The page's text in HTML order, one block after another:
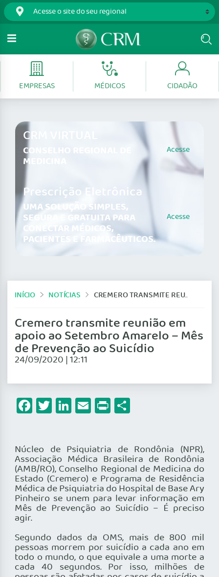
EMPRESAS MÉDICOS CIDADÃO
CRM VIRTUAL
CONSELHO REGIONAL DE
MEDICINA
Acesse
Prescrição Eletrônica
UMA SOLUÇÃO SIMPLES,
SEGURA E GRATUITA PARA
CONECTAR MÉDICOS,
PACIENTES E FARMACÊUTICOS.
Acesse
INÍCIO NOTÍCIAS CREMERO TRANSMITE REUNIÃO EM APOIO AO SETEMBRO AMARELO – MÊS DE PREVENÇÃO AO SUICÍDIO
Cremero transmite reunião em
apoio ao Setembro Amarelo – Mês
de Prevenção ao Suicídio
24/09/2020 | 12:11
Facebook
Twitter
LinkedIn
Email
Print
Núcleo de Psiquiatria de Rondônia (NPR),
Associação Médica Brasileira de Rondônia
(AMB/RO), Conselho Regional de Medicina do
Estado (Cremero) e Programa de Residência
Médica de Psiquiatria do Hospital de Base Ary
Pinheiro se unem para levar informação em
Mês de Prevenção ao Suicídio – É preciso
agir.
Segundo dados da OMS, mais de 800 mil
pessoas morrem por suicídio a cada ano em
todo o mundo, o que equivale a uma morte a
cada 40 segundos. Por isso, milhões de